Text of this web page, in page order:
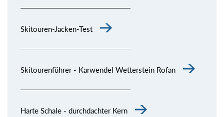
Skitouren-Jacken-Test
Skitourenführer - Karwendel Wetterstein Rofan
Harte Schale - durchdachter Kern